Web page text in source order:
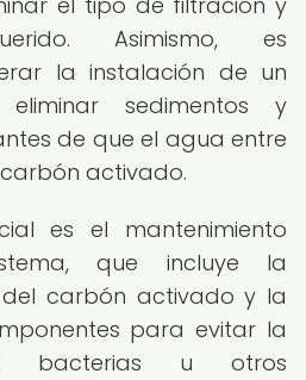
Asimismo, es
la instalación de un
sedimentos y
de que el agua entre
activado.
es el mantenimiento
que incluye la
del carbón activado y la
para evitar la
bacterias u otros